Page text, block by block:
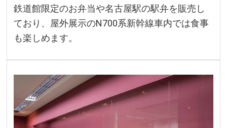
鉄道館限定のお弁当や名古屋駅の駅弁を販売し
ており、屋外展示のN700系新幹線車内では食事
も楽しめます。